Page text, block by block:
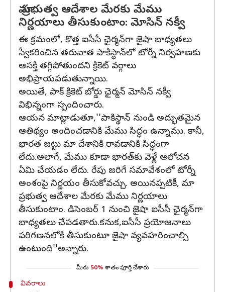
మా ప్రభుత్వ ఆదేశాల మేరకు మేము
నిర్ణయాలు తీసుకుంటాం: మోసిన్ నక్వీ
ఈ క్రమంలో, కొత్త ఐసీసీ ఛైర్మన్‌గా జైషా బాధ్యతలు
స్వీకరించిన తరువాత పాకిస్థాన్‌లో టోర్నీ నిర్వహణకు
ఆసక్తి తగ్గిపోతుందని క్రికెట్ వర్గాలు
అభిప్రాయపడుతున్నాయి.
అయితే, పాక్ క్రికెట్ బోర్డు ఛైర్మన్ మోసిన్ నక్వీ
విభిన్నంగా స్పందించారు.
ఆయన మాట్లాడుతూ,''పాకిస్థాన్‌ నుండి అద్భుతమైన
ఆతిథ్యం అందించడానికి మేము సిద్ధం ఉన్నాము. కానీ,
భారత జట్టు మా దేశానికి రావడానికి సిద్ధంగా
లేదు.అలాగే, మేము కూడా భారత్‌కు వెళ్లే ఆలోచన
ఏమి చేయడం లేదు. రేపు జరిగే సమావేశంలో టోర్నీ
అంశంపై నిర్ణయం తీసుకోవచ్చు. అయినప్పటికీ, మా
ప్రభుత్వ ఆదేశాల మేరకు మేము నిర్ణయాలు
తీసుకుంటాం. డిసెంబర్ 1 నుంచి జైషా ఐసీసీ ఛైర్మన్‌గా
బాధ్యతలు చేపడతారు.కనుక,ఐసీసీ ప్రయోజనాలు
పరిగణనలోకి తీసుకుంటూ జైషా వ్యవహరించాల్సి
ఉంటుంది''అన్నారు.
మీరు 50% శాతం పూర్తి చేశారు
వివరాలు